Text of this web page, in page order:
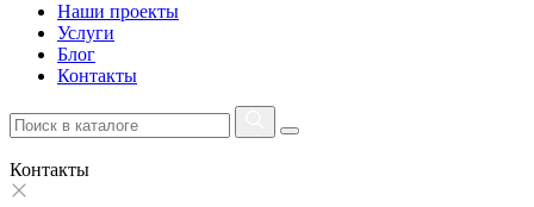
Наши проекты
Услуги
Блог
Контакты
Контакты